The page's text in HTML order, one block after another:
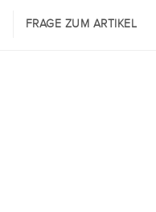
FRAGE ZUM ARTIKEL